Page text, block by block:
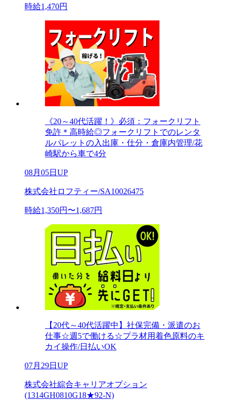
時給1,470円
《20～40代活躍！》必須：フォークリフト
免許＊高時給◎フォークリフトでのレンタ
ルパレットの入出庫・仕分・倉庫内管理/花
崎駅から車で4分
08月05日UP
株式会社ロフティー/SA10026475
時給1,350円〜1,687円
【20代～40代活躍中】社保完備・派遣のお
仕事☆週5で働ける☆プラ材用着色原料のキ
カイ操作/日払いOK
07月29日UP
株式会社綜合キャリアオプション
(1314GH0810G18★92-N)